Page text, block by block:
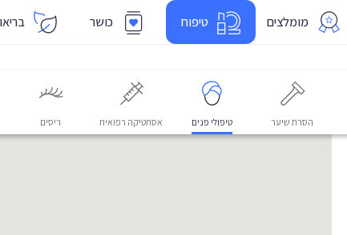
מומלצים טיפוח כושר
הסרת שיער טיפולי פנים אסתטיקה רפואית ריסים